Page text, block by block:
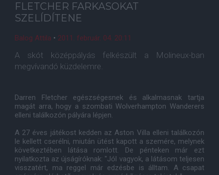
FLETCHER FARKASOKAT
SZELÍDÍTENE
Balog Attila • 2011. február. 04. 20:11
A skót középpályás felkészült a Molineux-ban
megvívandó küzdelemre.
Darren Fletcher egészségesnek és alkalmasnak tartja
magát arra, hogy a szombati Wolverhampton Wanderers
elleni találkozón pályára lépjen.
A 27 éves játékost kedden az Aston Villa elleni találkozón
le kellett cserélni, miután ütést kapott a szemére, melynek
következtében látása romlott. De pénteken már ezt
nyilatkozta az újságíróknak: "Jól vagyok, a látásom teljesen
visszatért, ma reggel már edzésbe is álltam. A csapat